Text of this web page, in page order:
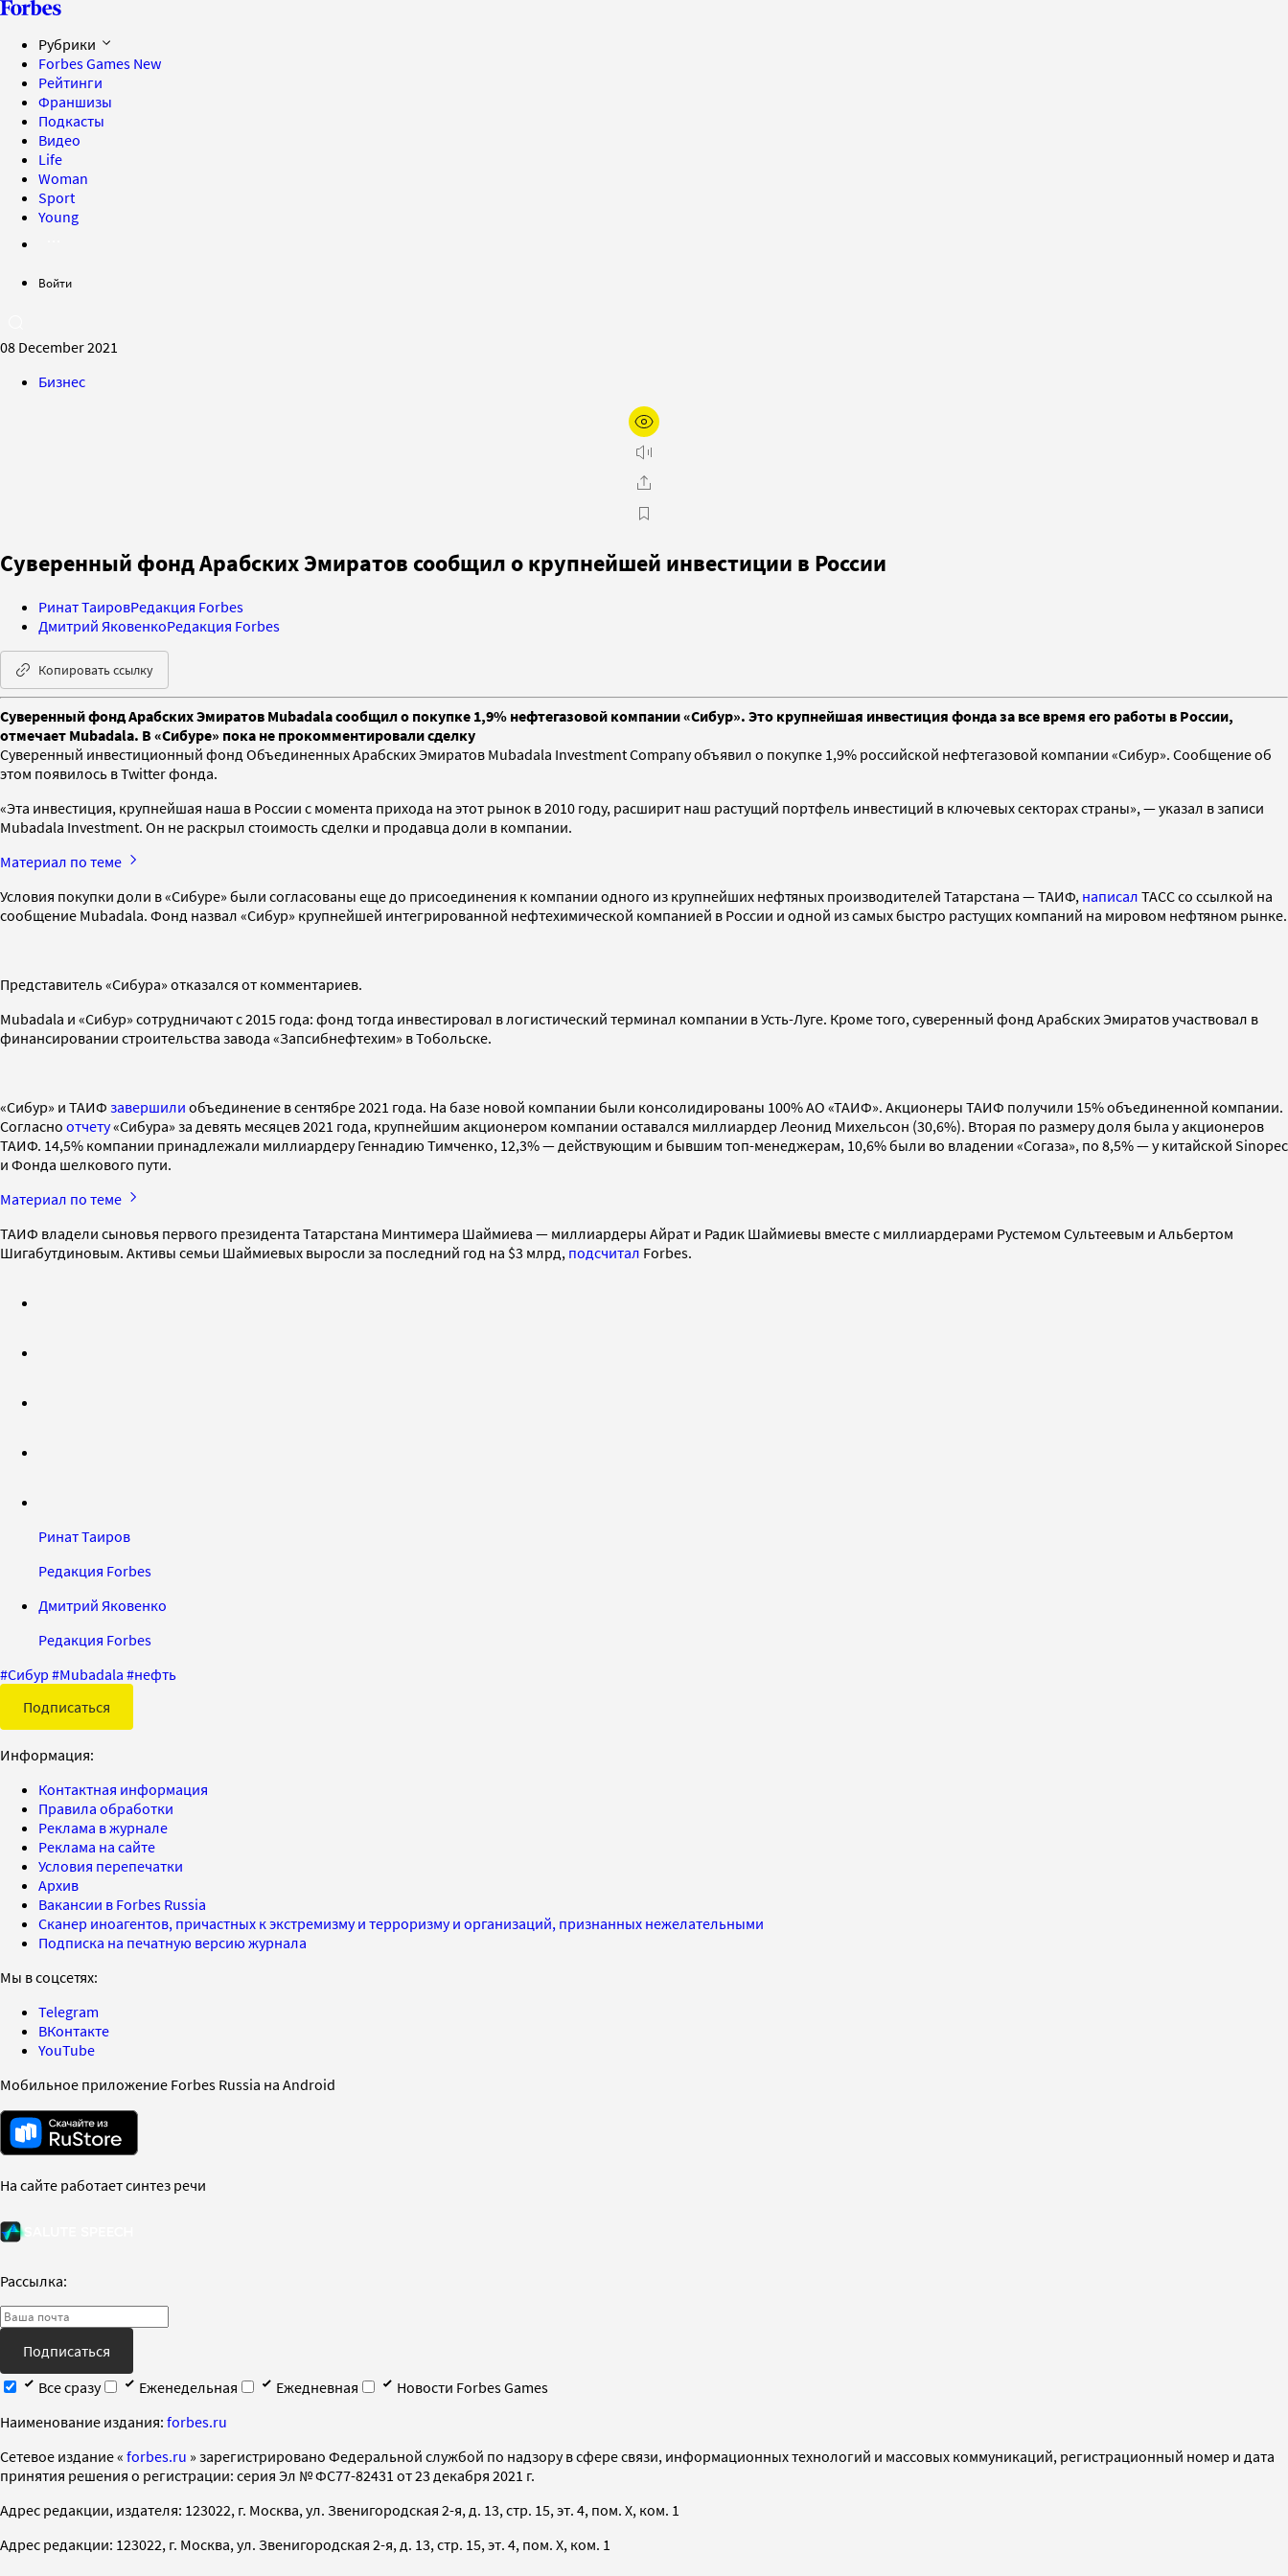
Рубрики
Forbes Games New
Рейтинги
Франшизы
Подкасты
Видео
Life
Woman
Sport
Young
Войти
08 December 2021
Бизнес
Суверенный фонд Арабских Эмиратов сообщил о крупнейшей инвестиции в России
Ринат ТаировРедакция Forbes
Дмитрий ЯковенкоРедакция Forbes
Копировать ссылку
Суверенный фонд Арабских Эмиратов Mubadala сообщил о покупке 1,9% нефтегазовой компании «Сибур». Это крупнейшая инвестиция фонда за все время его работы в России,
отмечает Mubadala. В «Сибуре» пока не прокомментировали сделку
Суверенный инвестиционный фонд Объединенных Арабских Эмиратов Mubadala Investment Company объявил о покупке 1,9% российской нефтегазовой компании «Сибур». Сообщение об
этом появилось в Twitter фонда.
«Эта инвестиция, крупнейшая наша в России с момента прихода на этот рынок в 2010 году, расширит наш растущий портфель инвестиций в ключевых секторах страны», — указал в записи
Mubadala Investment. Он не раскрыл стоимость сделки и продавца доли в компании.
Материал по теме
Условия покупки доли в «Сибуре» были согласованы еще до присоединения к компании одного из крупнейших нефтяных производителей Татарстана — ТАИФ, написал ТАСС со ссылкой на
сообщение Mubadala. Фонд назвал «Сибур» крупнейшей интегрированной нефтехимической компанией в России и одной из самых быстро растущих компаний на мировом нефтяном рынке.
Представитель «Сибура» отказался от комментариев.
Mubadala и «Сибур» сотрудничают с 2015 года: фонд тогда инвестировал в логистический терминал компании в Усть-Луге. Кроме того, суверенный фонд Арабских Эмиратов участвовал в
финансировании строительства завода «Запcибнефтехим» в Тобольске.
«Сибур» и ТАИФ завершили объединение в сентябре 2021 года. На базе новой компании были консолидированы 100% АО «ТАИФ». Акционеры ТАИФ получили 15% объединенной компании.
Согласно отчету«Сибура» за девять месяцев 2021 года, крупнейшим акционером компании оставался миллиардер Леонид Михельсон (30,6%). Вторая по размеру доля была у акционеров
ТАИФ. 14,5% компании принадлежали миллиардеру Геннадию Тимченко, 12,3% — действующим и бывшим топ-менеджерам, 10,6% были во владении «Согаза», по 8,5% — у китайской Sinopec
и Фонда шелкового пути.
Материал по теме
ТАИФ владели сыновья первого президента Татарстана Минтимера Шаймиева — миллиардеры Айрат и Радик Шаймиевы вместе с миллиардерами Рустемом Сультеевым и Альбертом
Шигабутдиновым. Активы семьи Шаймиевых выросли за последний год на $3 млрд, подсчитал Forbes.
Ринат Таиров
Редакция Forbes
Дмитрий Яковенко
Редакция Forbes
#Сибур #Mubadala #нефть
Подписаться
Информация:
Контактная информация
Правила обработки
Реклама в журнале
Реклама на сайте
Условия перепечатки
Архив
Вакансии в Forbes Russia
Сканер иноагентов, причастных к экстремизму и терроризму и организаций, признанных нежелательными
Подписка на печатную версию журнала
Мы в соцсетях:
Telegram
ВКонтакте
YouTube
Мобильное приложение Forbes Russia на Android
На сайте работает синтез речи
Рассылка:
Подписаться
Все сразу
Еженедельная Ежедневная
Новости Forbes Games
Наименование издания: forbes.ru
Cетевое издание « forbes.ru » зарегистрировано Федеральной службой по надзору в сфере связи, информационных технологий и массовых коммуникаций, регистрационный номер и дата
принятия решения о регистрации: серия Эл № ФС77-82431 от 23 декабря 2021 г.
Адрес редакции, издателя: 123022, г. Москва, ул. Звенигородская 2-я, д. 13, стр. 15, эт. 4, пом. X, ком. 1
Адрес редакции: 123022, г. Москва, ул. Звенигородская 2-я, д. 13, стр. 15, эт. 4, пом. X, ком. 1